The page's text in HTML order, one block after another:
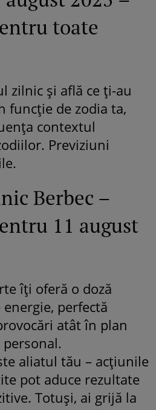
toate
zilnic și află ce ți-au
funcție de zodia ta,
contextul
Previziuni
Berbec –
11 august
îți oferă o doză
perfectă
atât în plan
aliatul tău – acțiunile
pot aduce rezultate
Totuși, ai grijă la